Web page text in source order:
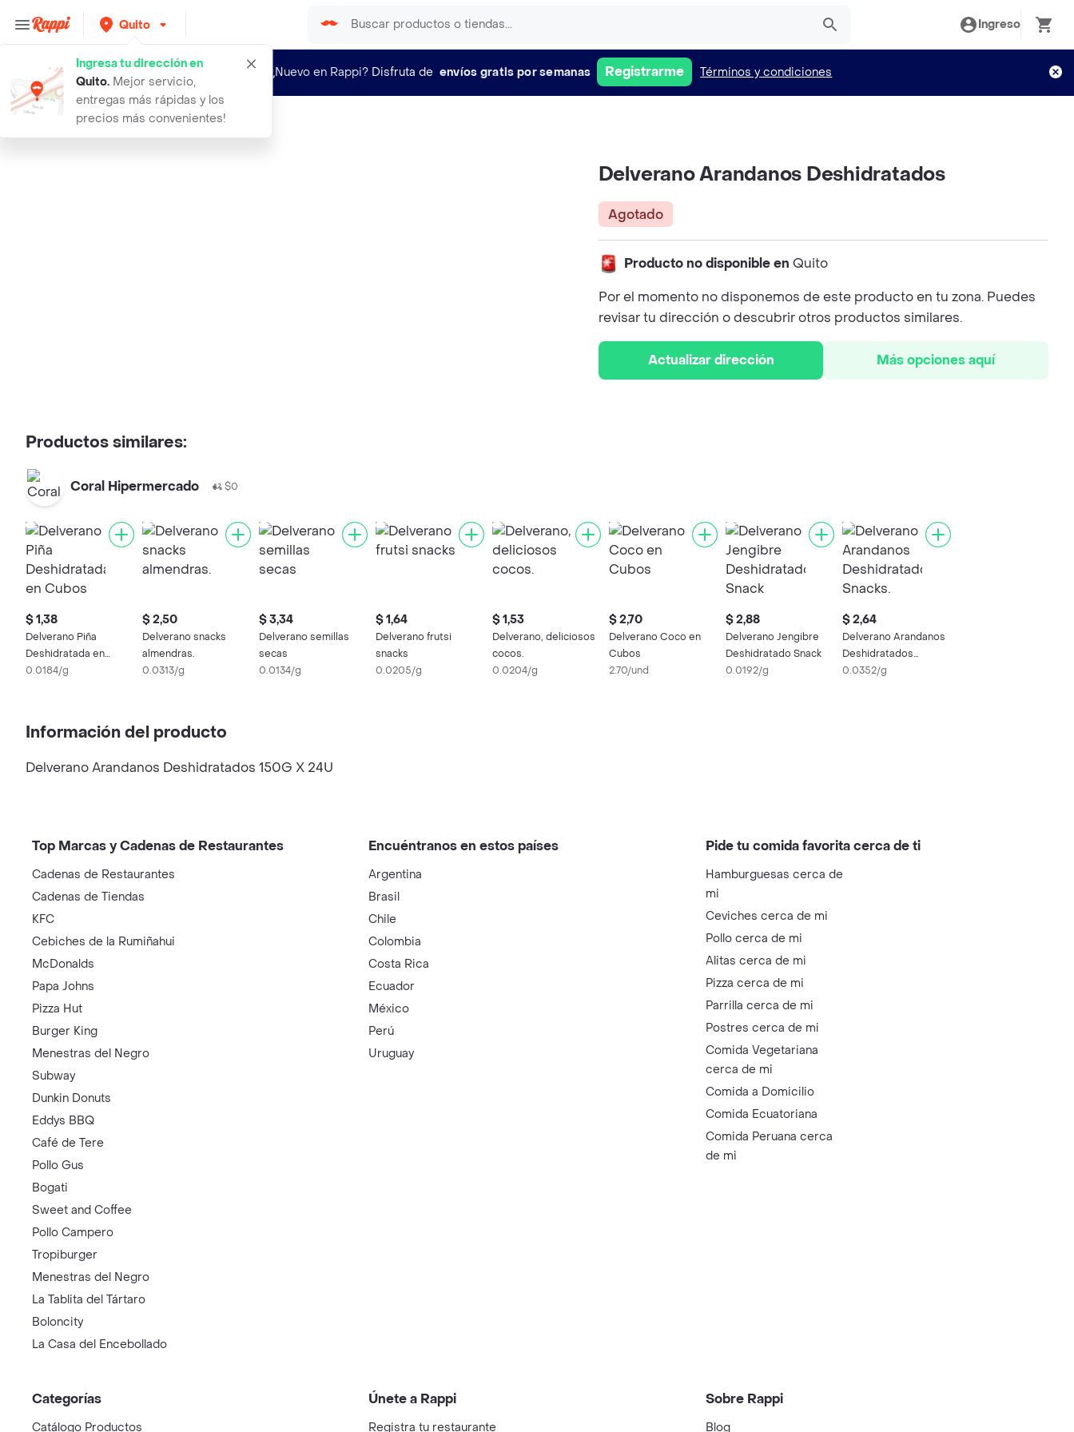
Quito
Ingresa tu dirección en
Quito. Mejor servicio,
entregas más rápidas y los
precios más convenientes!
Ingreso
¿Nuevo en Rappi? Disfruta de envíos gratis por semanas Registrarme Términos y condiciones
delverano arandanos deshidratados
Delverano Arandanos Deshidratados
Agotado
Producto no disponible en Quito
Por el momento no disponemos de este producto en tu zona. Puedes
revisar tu dirección o descubrir otros productos similares.
Actualizar dirección Más opciones aquí
Productos similares:
Coral Hipermercado $0
$ 1,38
Delverano Piña
Deshidratada en
Cubos Mix
0.0184/g
$ 2,50
Delverano snacks
almendras.
0.0313/g
$ 3,34
Delverano semillas
secas
0.0134/g
$ 1,64
Delverano frutsi
snacks
0.0205/g
$ 1,53
Delverano, deliciosos
cocos.
0.0204/g
$ 2,70
Delverano Coco en
Cubos
2.70/und
$ 2,88
Delverano Jengibre
Deshidratado Snack
0.0192/g
$ 2,64
Delverano Arandanos
Deshidratados
Snacks.
0.0352/g
Información del producto
Delverano Arandanos Deshidratados 150G X 24U
Top Marcas y Cadenas de Restaurantes
Cadenas de Restaurantes
Cadenas de Tiendas
KFC
Cebiches de la Rumiñahui
McDonalds
Papa Johns
Pizza Hut
Burger King
Menestras del Negro
Subway
Dunkin Donuts
Eddys BBQ
Café de Tere
Pollo Gus
Bogati
Sweet and Coffee
Pollo Campero
Tropiburger
Menestras del Negro
La Tablita del Tártaro
Boloncity
La Casa del Encebollado
Encuéntranos en estos países
Argentina
Brasil
Chile
Colombia
Costa Rica
Ecuador
México
Perú
Uruguay
Pide tu comida favorita cerca de ti
Hamburguesas cerca de
mi
Ceviches cerca de mi
Pollo cerca de mi
Alitas cerca de mi
Pizza cerca de mi
Parrilla cerca de mi
Postres cerca de mi
Comida Vegetariana
cerca de mi
Comida a Domicilio
Comida Ecuatoriana
Comida Peruana cerca
de mi
Categorías
Catálogo Productos
Únete a Rappi
Registra tu restaurante
Sobre Rappi
Blog